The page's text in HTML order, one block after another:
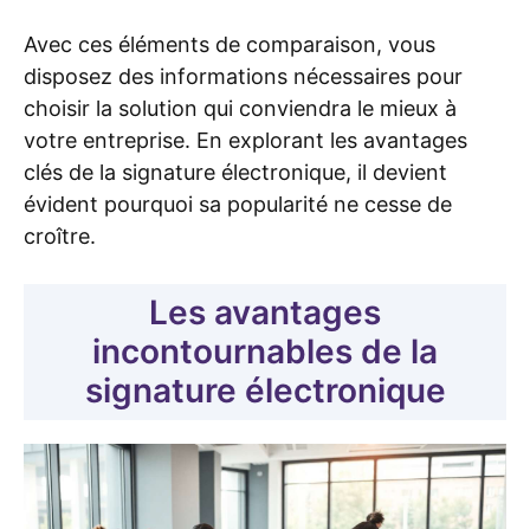
Avec ces éléments de comparaison, vous
disposez des informations nécessaires pour
choisir la solution qui conviendra le mieux à
votre entreprise. En explorant les avantages
clés de la signature électronique, il devient
évident pourquoi sa popularité ne cesse de
croître.
Les avantages
incontournables de la
signature électronique